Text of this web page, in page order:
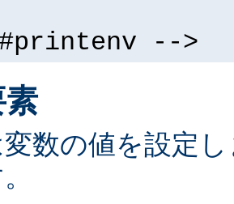
-->
数の値を設定